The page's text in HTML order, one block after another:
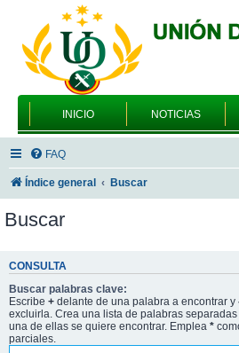
INICIO NOTICIAS
FAQ
Índice general Buscar
Buscar
CONSULTA
Buscar palabras clave:
Escribe + delante de una palabra a encontrar y
excluirla. Crea una lista de palabras
una de ellas se quiere encontrar. Emplea *
parciales.